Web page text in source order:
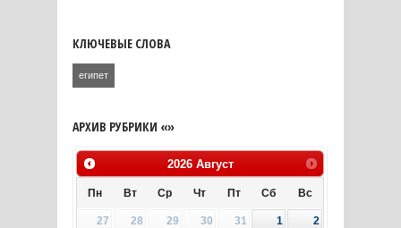
КЛЮЧЕВЫЕ СЛОВА
египет
АРХИВ РУБРИКИ «»
2026 Август
Пн Вт Ср Чт Пт Сб Вс
27 28 29 30 31 1
2